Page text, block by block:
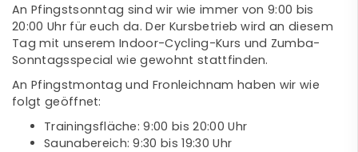
An Pfingstsonntag sind wir wie immer von 9:00 bis
20:00 Uhr für euch da. Der Kursbetrieb wird an diesem
Tag mit unserem Indoor-Cycling-Kurs und Zumba-
Sonntagsspecial wie gewohnt stattfinden.
An Pfingstmontag und Fronleichnam haben wir wie
folgt geöffnet:
Trainingsfläche: 9:00 bis 20:00 Uhr
Saunabereich: 9:30 bis 19:30 Uhr